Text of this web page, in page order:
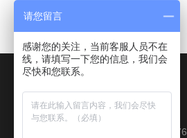
Contact Us
业务联系：18321981576
请您留言
感谢您的关注，当前客服人员不在
线，请填写一下您的信息，我们会
尽快和您联系。